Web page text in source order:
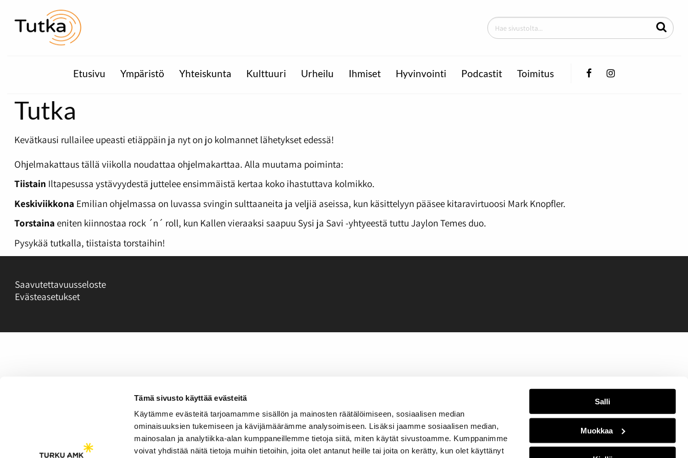
Tämä sivusto käyttää evästeitä
Käytämme evästeitä tarjoamamme sisällön ja mainosten räätälöimiseen, sosiaalisen median
ominaisuuksien tukemiseen ja kävijämäärämme analysoimiseen. Lisäksi jaamme sosiaalisen median,
mainosalan ja analytiikka-alan kumppaneillemme tietoja siitä, miten käytät sivustoamme. Kumppanimme
voivat yhdistää näitä tietoja muihin tietoihin, joita olet antanut heille tai joita on kerätty, kun olet käyttänyt
Salli
Muokkaa
Etusivu Ympäristö Yhteiskunta Kulttuuri Urheilu Ihmiset Hyvinvointi Podcastit Toimitus FacebookInstagram
Tutka
Kevätkausi rullailee upeasti etiäppäin ja nyt on jo kolmannet lähetykset edessä!
Ohjelmakattaus tällä viikolla noudattaa ohjelmakarttaa. Alla muutama poiminta:
Tiistain Iltapesussa ystävyydestä juttelee ensimmäistä kertaa koko ihastuttava kolmikko.
Keskiviikkona Emilian ohjelmassa on luvassa svingin sulttaaneita ja veljiä aseissa, kun käsittelyyn pääsee kitaravirtuoosi Mark Knopfler.
Torstaina eniten kiinnostaa rock ´n´ roll, kun Kallen vieraaksi saapuu Sysi ja Savi -yhtyeestä tuttu Jaylon Temes duo.
Pysykää tutkalla, tiistaista torstaihin!
Saavutettavuusseloste
Evästeasetukset